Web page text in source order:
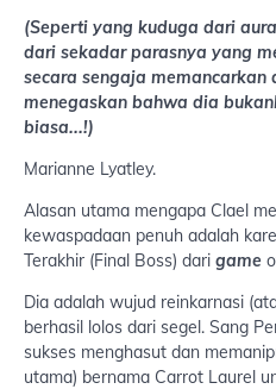
(Seperti yang kuduga dari
dari sekadar parasnya yang
secara sengaja
menegaskan bahwa dia
biasa...!)
Marianne Lyatley.
Alasan utama mengapa Clael
kewaspadaan penuh adalah
Terakhir (Final Boss) dari game
Dia adalah wujud reinkarnasi
berhasil lolos dari segel. Sang
sukses menghasut dan
utama) bernama Carrot Laurel